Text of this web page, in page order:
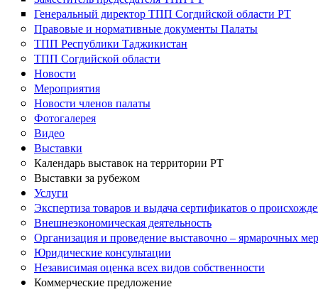
Генеральный директор ТПП Согдийской области РТ
Правовые и нормативные документы Палаты
ТПП Республики Таджикистан
ТПП Согдийской области
Новости
Мероприятия
Новости членов палаты
Фотогалерея
Видео
Выставки
Календарь выставок на территории РТ
Выставки за рубежом
Услуги
Экспертиза товаров и выдача сертификатов о
Внешнеэкономическая деятельность
Организация и проведение выставочно – ярмарочных
Юридические консультации
Независимая оценка всех видов собственности
Коммерческие предложение